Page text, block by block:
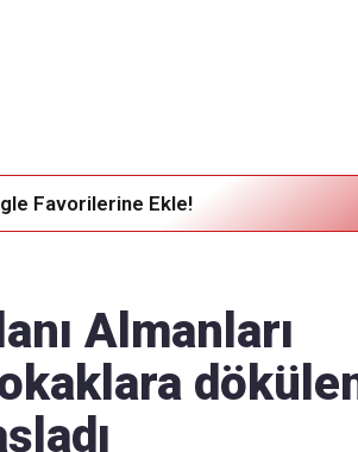
Favorilerine Ekle!
Almanları